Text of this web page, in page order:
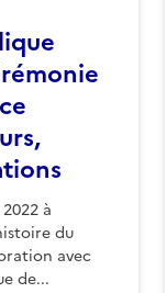
à
du
avec
de...